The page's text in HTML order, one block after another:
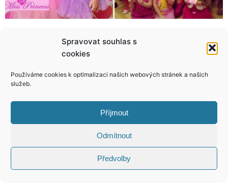
Spravovat souhlas s
cookies
Používáme cookies k optimalizaci našich webových stránek a našich
služeb.
Příjmout
Odmítnout
Předvolby
Trump v Americe jede! Děvčata se už líčí „Trump make-upem“!
KONTAKT
Copyright © 2026 VIP Bulvár, All Rights
Reserved